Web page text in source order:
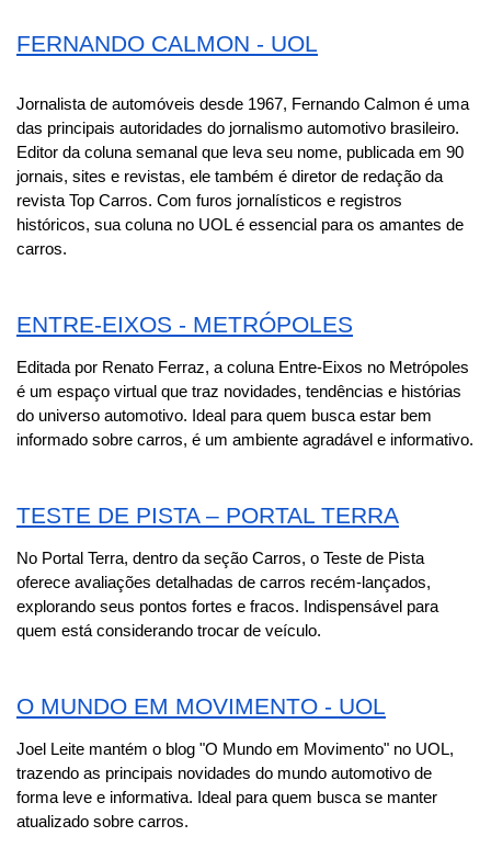
FERNANDO CALMON - UOL
Jornalista de automóveis desde 1967, Fernando Calmon é uma
das principais autoridades do jornalismo automotivo brasileiro.
Editor da coluna semanal que leva seu nome, publicada em 90
jornais, sites e revistas, ele também é diretor de redação da
revista Top Carros. Com furos jornalísticos e registros
históricos, sua coluna no UOL é essencial para os amantes de
carros.
ENTRE-EIXOS - METRÓPOLES
Editada por Renato Ferraz, a coluna Entre-Eixos no Metrópoles
é um espaço virtual que traz novidades, tendências e histórias
do universo automotivo. Ideal para quem busca estar bem
informado sobre carros, é um ambiente agradável e informativo.
TESTE DE PISTA – PORTAL TERRA
No Portal Terra, dentro da seção Carros, o Teste de Pista
oferece avaliações detalhadas de carros recém-lançados,
explorando seus pontos fortes e fracos. Indispensável para
quem está considerando trocar de veículo.
O MUNDO EM MOVIMENTO - UOL
Joel Leite mantém o blog "O Mundo em Movimento" no UOL,
trazendo as principais novidades do mundo automotivo de
forma leve e informativa. Ideal para quem busca se manter
atualizado sobre carros.